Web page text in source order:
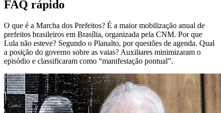
FAQ rápido
O que é a Marcha dos Prefeitos? É a maior mobilização anual de
prefeitos brasileiros em Brasília, organizada pela CNM. Por que
Lula não esteve? Segundo o Planalto, por questões de agenda. Qual
a posição do governo sobre as vaias? Auxiliares minimizaram o
episódio e classificaram como “manifestação pontual”.